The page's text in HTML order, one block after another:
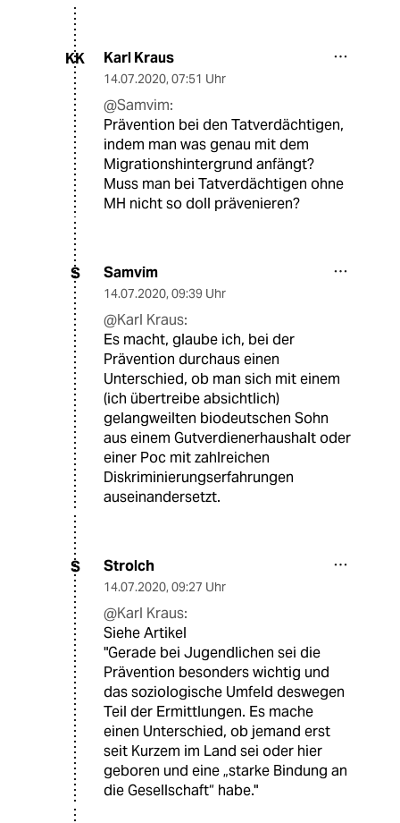
KK Karl Kraus
14.07.2020, 07:51 Uhr
@Samvim:
Prävention bei den Tatverdächtigen,
indem man was genau mit dem
Migrationshintergrund anfängt?
Muss man bei Tatverdächtigen ohne
MH nicht so doll prävenieren?
S Samvim
14.07.2020, 09:39 Uhr
@Karl Kraus:
Es macht, glaube ich, bei der
Prävention durchaus einen
Unterschied, ob man sich mit einem
(ich übertreibe absichtlich)
gelangweilten biodeutschen Sohn
aus einem Gutverdienerhaushalt oder
einer Poc mit zahlreichen
Diskriminierungserfahrungen
auseinandersetzt.
S Strolch
14.07.2020, 09:27 Uhr
@Karl Kraus:
Siehe Artikel
"Gerade bei Jugendlichen sei die
Prävention besonders wichtig und
das soziologische Umfeld deswegen
Teil der Ermittlungen. Es mache
einen Unterschied, ob jemand erst
seit Kurzem im Land sei oder hier
geboren und eine „starke Bindung an
die Gesellschaft“ habe."